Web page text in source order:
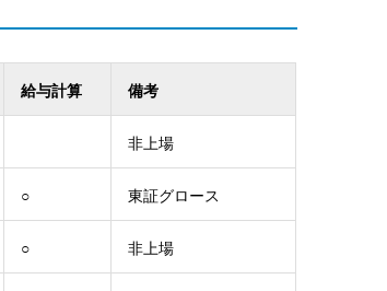
給与計算 備考
非上場
○ 東証グロース
○ 非上場